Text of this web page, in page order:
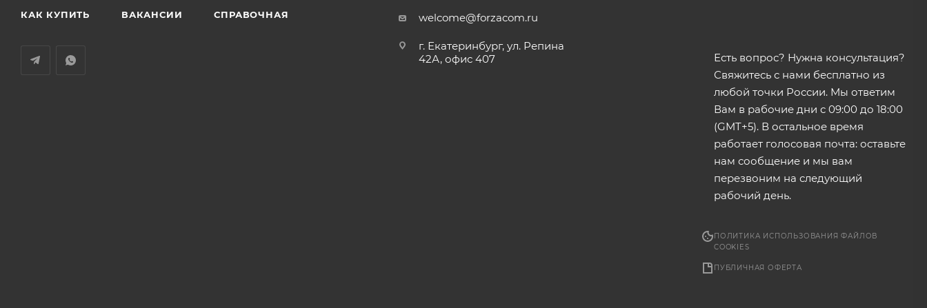
КАК КУПИТЬ ВАКАНСИИ СПРАВОЧНАЯ welcome@forzacom.ru
г. Екатеринбург, ул. Репина
42А, офис 407
Есть вопрос? Нужна консультация?
Свяжитесь с нами бесплатно из
любой точки России. Мы ответим
Вам в рабочие дни с 09:00 до 18:00
(GMT+5). В остальное время
работает голосовая почта: оставьте
нам сообщение и мы вам
перезвоним на следующий
рабочий день.
ПОЛИТИКА ИСПОЛЬЗОВАНИЯ ФАЙЛОВ
COOKIES
ПУБЛИЧНАЯ ОФЕРТА